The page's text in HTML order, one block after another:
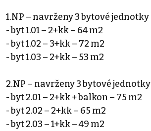
1.NP – navrženy 3 bytové jednotky
- byt 1.01 – 2+kk – 64 m2
- byt 1.02 – 3+kk – 72 m2
- byt 1.03 – 2+kk – 53 m2
2.NP – navrženy 3 bytové jednotky
- byt 2.01 – 2+kk + balkon – 75 m2
- byt 2.02 – 2+kk – 65 m2
- byt 2.03 – 1+kk – 49 m2